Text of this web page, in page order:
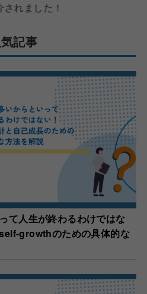
！
記事
て人生が終わるわけではな
growthのための具体的な